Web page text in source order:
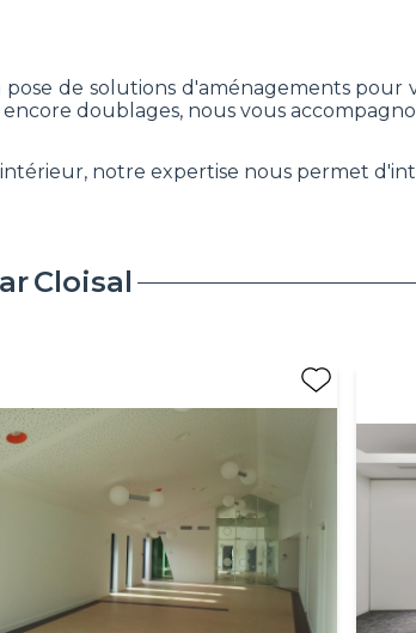
de solutions d'aménagements
doublages, nous vous
notre expertise nous permet
Cloisal